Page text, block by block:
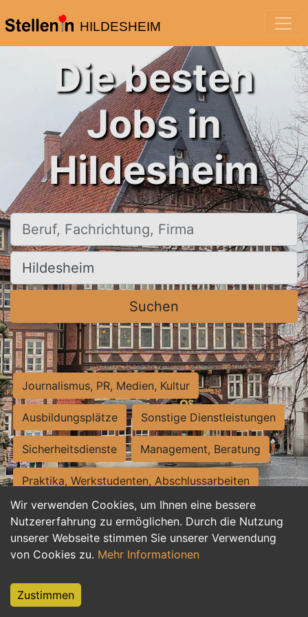
HILDESHEIM
Wir verwenden Cookies, um Ihnen eine bessere
Nutzererfahrung zu ermöglichen. Durch die Nutzung
unserer Webseite stimmen Sie unserer Verwendung
von Cookies zu. Mehr Informationen
Zustimmen
Die besten
Jobs in
Hildesheim
Beruf, Fachrichtung, Firma
Ort, Stadt
Suchen
Journalismus, PR, Medien, Kultur
Ausbildungsplätze Sonstige Dienstleistungen
Sicherheitsdienste Management, Beratung
Praktika, Werkstudenten, Abschlussarbeiten
Personalwesen Assistenz, Sekretariat
Hilfskräfte, Aushilfs- und Nebenjobs
Weiterbildung, Studium, duale Ausbildung